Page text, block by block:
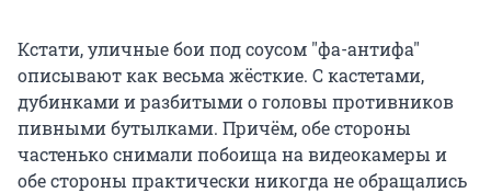
Кстати, уличные бои под соусом "фа-антифа"
описывают как весьма жёсткие. С кастетами,
дубинками и разбитыми о головы противников
пивными бутылками. Причём, обе стороны
частенько снимали побоища на видеокамеры и
обе стороны практически никогда не обращались